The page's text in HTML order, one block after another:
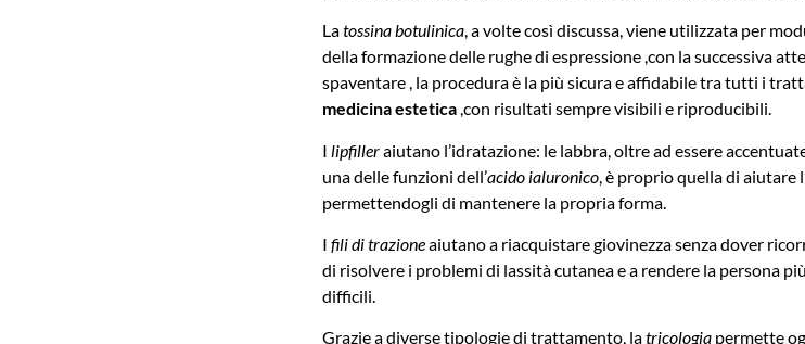
Latossina botulinica, a volte così discussa, viene utilizzata per
della formazione delle rughe di espressione ,con la successiva
spaventare , la procedura è la più sicura e affidabile tra tutti i
medicina estetica ,con risultati sempre visibili e riproducibili.
I lipfilleraiutano l’idratazione: le labbra, oltre ad essere
una delle funzioni dell’acido ialuronico , è proprio quella di aiutare
permettendogli di mantenere la propria forma.
I fili di trazioneaiutano a riacquistare giovinezza senza dover
di risolvere i problemi di lassità cutanea e a rendere la persona
difficili.
Grazie a diverse tipologie di trattamento, latricologia permette